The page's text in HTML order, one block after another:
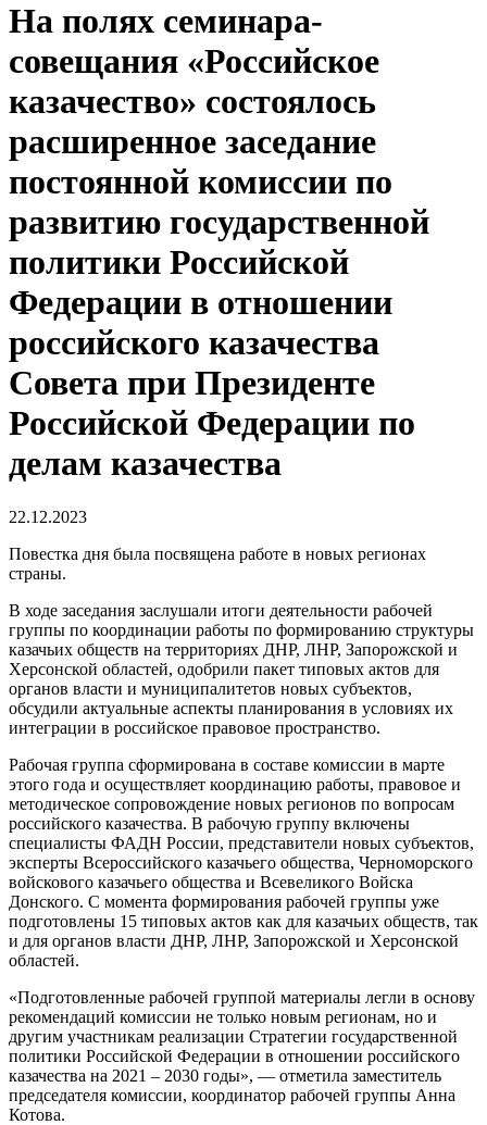
На полях семинара-
совещания «Российское
казачество» состоялось
расширенное заседание
постоянной комиссии по
развитию государственной
политики Российской
Федерации в отношении
российского казачества
Совета при Президенте
Российской Федерации по
делам казачества
22.12.2023
Повестка дня была посвящена работе в новых регионах
страны.
В ходе заседания заслушали итоги деятельности рабочей
группы по координации работы по формированию структуры
казачьих обществ на территориях ДНР, ЛНР, Запорожской и
Херсонской областей, одобрили пакет типовых актов для
органов власти и муниципалитетов новых субъектов,
обсудили актуальные аспекты планирования в условиях их
интеграции в российское правовое пространство.
Рабочая группа сформирована в составе комиссии в марте
этого года и осуществляет координацию работы, правовое и
методическое сопровождение новых регионов по вопросам
российского казачества. В рабочую группу включены
специалисты ФАДН России, представители новых субъектов,
эксперты Всероссийского казачьего общества, Черноморского
войскового казачьего общества и Всевеликого Войска
Донского. С момента формирования рабочей группы уже
подготовлены 15 типовых актов как для казачьих обществ, так
и для органов власти ДНР, ЛНР, Запорожской и Херсонской
областей.
«Подготовленные рабочей группой материалы легли в основу
рекомендаций комиссии не только новым регионам, но и
другим участникам реализации Стратегии государственной
политики Российской Федерации в отношении российского
казачества на 2021 – 2030 годы», — отметила заместитель
председателя комиссии, координатор рабочей группы Анна
Котова.